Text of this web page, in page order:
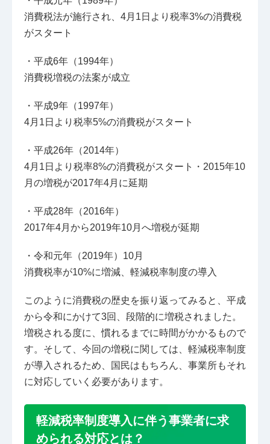
消費税法が施行され、4月1日より税率3%の消費税
がスタート
・平成6年（1994年）
消費税増税の法案が成立
・平成9年（1997年）
4月1日より税率5%の消費税がスタート
・平成26年（2014年）
4月1日より税率8%の消費税がスタート・2015年10
月の増税が2017年4月に延期
・平成28年（2016年）
2017年4月から2019年10月へ増税が延期
・令和元年（2019年）10月
消費税率が10%に増減、軽減税率制度の導入
このように消費税の歴史を振り返ってみると、平成
から令和にかけて3回、段階的に増税されました。
増税される度に、慣れるまでに時間がかかるもので
す。そして、今回の増税に関しては、軽減税率制度
が導入されるため、国民はもちろん、事業所もそれ
に対応していく必要があります。
軽減税率制度導入に伴う事業者に求
められる対応とは？